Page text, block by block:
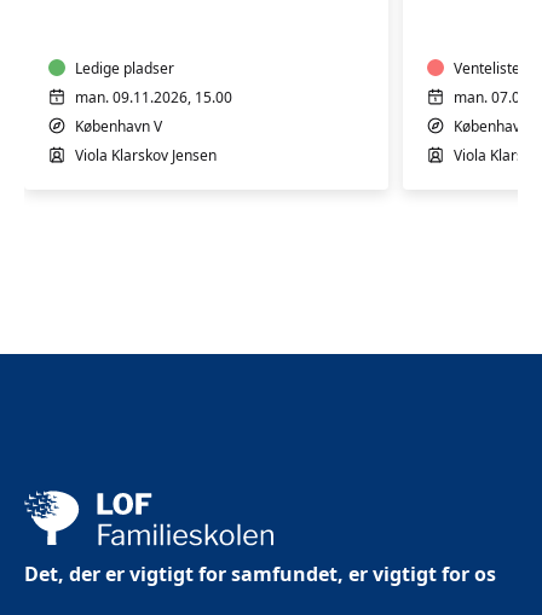
2
år
Ledige pladser
man. 09.11.2026, 15.00
København V
Viola Klarskov Jensen
3
år
Venteliste
man.
København V
Viola
Det, der er vigtigt for samfundet, er vigtigt for os